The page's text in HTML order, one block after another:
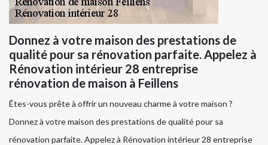
Donnez à votre maison des prestations de
qualité pour sa rénovation parfaite. Appelez à
Rénovation intérieur 28 entreprise
rénovation de maison à Feillens
Êtes-vous prête à offrir un nouveau charme à votre maison ?
Donnez à votre maison des prestations de qualité pour sa
rénovation parfaite. Appelez à Rénovation intérieur 28 entreprise